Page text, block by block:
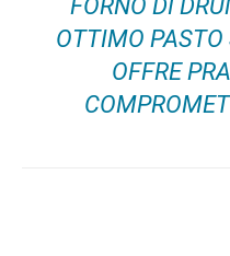
FORNO DI
OTTIMO
OFFRE